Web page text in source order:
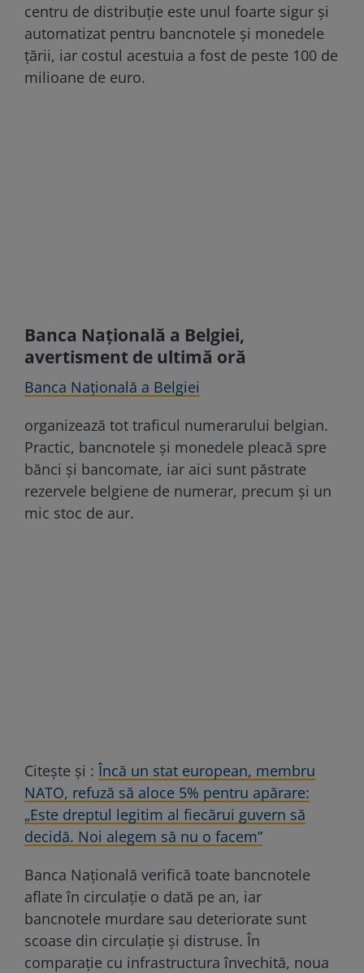
centru de distribuție este unul foarte sigur și
automatizat pentru bancnotele și monedele
țării, iar costul acestuia a fost de peste 100 de
milioane de euro.
Banca Națională a Belgiei,
avertisment de ultimă oră
Banca Națională a Belgiei
organizează tot traficul numerarului belgian.
Practic, bancnotele și monedele pleacă spre
bănci și bancomate, iar aici sunt păstrate
rezervele belgiene de numerar, precum și un
mic stoc de aur.
Citește și :Încă un stat european, membru
NATO, refuză să aloce 5% pentru apărare:
„Este dreptul legitim al fiecărui guvern să
decidă. Noi alegem să nu o facem”
Banca Națională verifică toate bancnotele
aflate în circulație o dată pe an, iar
bancnotele murdare sau deteriorate sunt
scoase din circulație și distruse. În
comparație cu infrastructura învechită, noua